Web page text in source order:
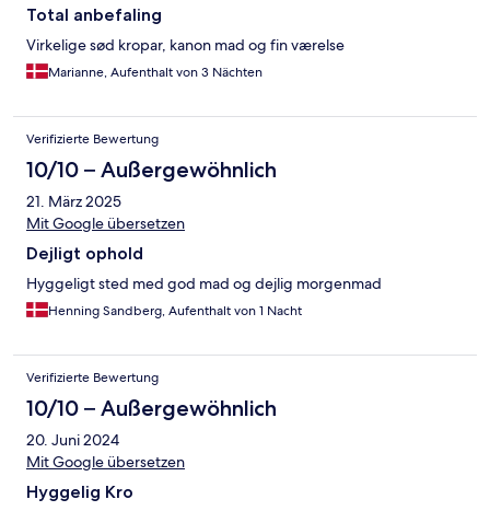
Total anbefaling
Virkelige sød kropar, kanon mad og fin værelse
Marianne, Aufenthalt von 3 Nächten
Verifizierte Bewertung
10/10 – Außergewöhnlich
21. März 2025
Mit Google übersetzen
Dejligt ophold
Hyggeligt sted med god mad og dejlig morgenmad
Henning Sandberg, Aufenthalt von 1 Nacht
Verifizierte Bewertung
10/10 – Außergewöhnlich
20. Juni 2024
Mit Google übersetzen
Hyggelig Kro